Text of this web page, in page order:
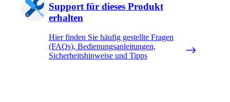
Support für dieses Produkt
erhalten
Hier finden Sie häufig gestellte Fragen
(FAQs), Bedienungsanleitungen,
Sicherheitshinweise und Tipps